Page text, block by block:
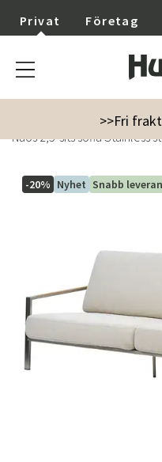
Privat Företag
>>Fri
Utemöbler
Naos 2,5-sits soffa Stainless
-20% Nyhet Snabb